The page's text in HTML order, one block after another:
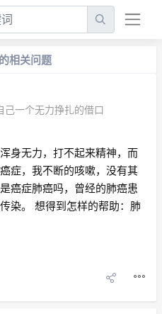
相关问题
己一个无力挣扎的借口
身无力，打不起来精神，而
症，我不断的咳嗽，没有其
癌症肺癌吗，曾经的肺癌患
染。 想得到怎样的帮助：肺